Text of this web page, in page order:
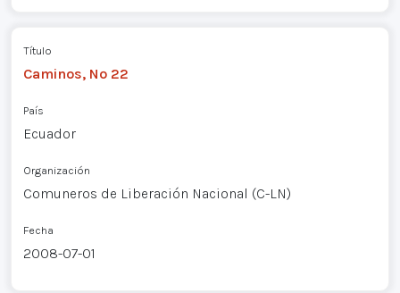
Título
Caminos, Nº 22
País
Ecuador
Organización
Comuneros de Liberación Nacional (C-LN)
Fecha
2008-07-01